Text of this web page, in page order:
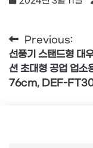
글
탐
색
Previous:
선풍기 스탠드형 대
션 초대형 공업 업소
76cm, DEF-